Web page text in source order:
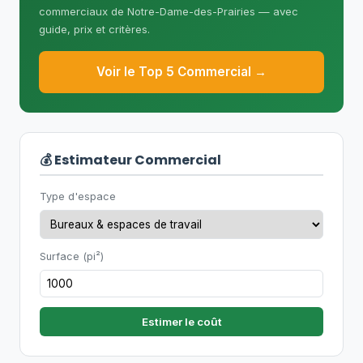
selon le type de bâtiment.
commerciaux de Notre-Dame-des-Prairies — avec
guide, prix et critères.
Voir le Top 5 Commercial →
💰 Estimateur Commercial
Type d'espace
Surface (pi²)
Estimer le coût